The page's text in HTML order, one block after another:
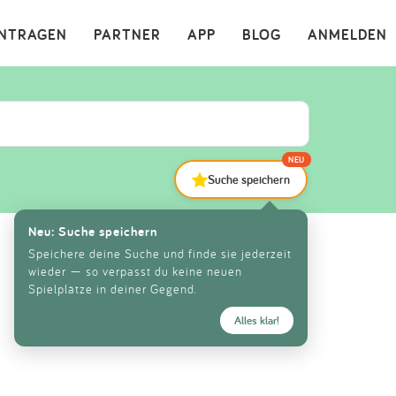
ANMELDEN
BLOG
APP
PARTNER ×
Suche speichern
NEU
Neu: Suche speichern
Speichere deine Suche und finde sie jederzeit
wieder — so verpasst du keine neuen
Spielplätze in deiner Gegend.
Alles klar!